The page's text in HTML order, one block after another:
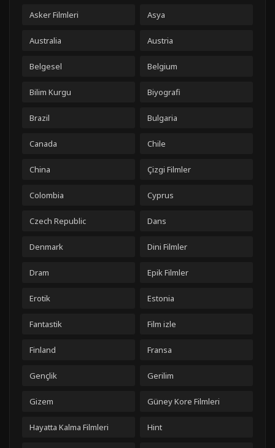
Asker Filmleri Asya
Australia Austria
Belgesel Belgium
Bilim Kurgu Biyografi
Brazil Bulgaria
Canada Chile
China Çizgi Filmler
Colombia Cyprus
Czech Republic Dans
Denmark Dini Filmler
Dram Epik Filmler
Erotik Estonia
Fantastik Film izle
Finland Fransa
Gençlik Gerilim
Gizem Güney Kore Filmleri
Hayatta Kalma Filmleri Hint